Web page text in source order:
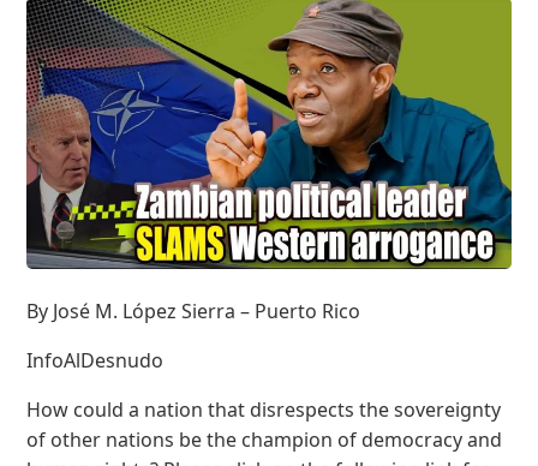
By José M. López Sierra – Puerto Rico
InfoAlDesnudo
How could a nation that disrespects the sovereignty
of other nations be the champion of democracy and